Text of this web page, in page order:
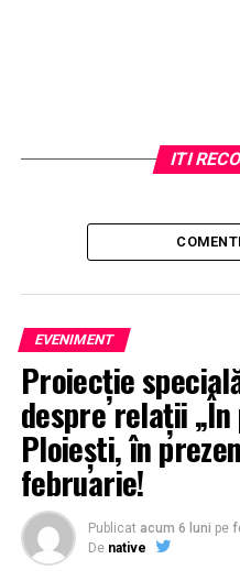
ITI
EVENIMENT
Proiecție
despre relații „În
Ploiești, în
februarie!
Publicat acum 6 luni pe
De native